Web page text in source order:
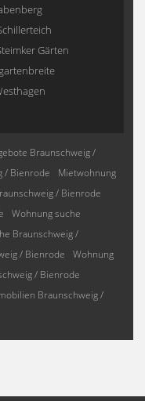
Gärten
Braunschweig /
/ Bienrode
Mietwohnung
/ Bienrode
Wohnung suche
Braunschweig /
/ Bienrode
Wohnung
/ Bienrode
Braunschweig /